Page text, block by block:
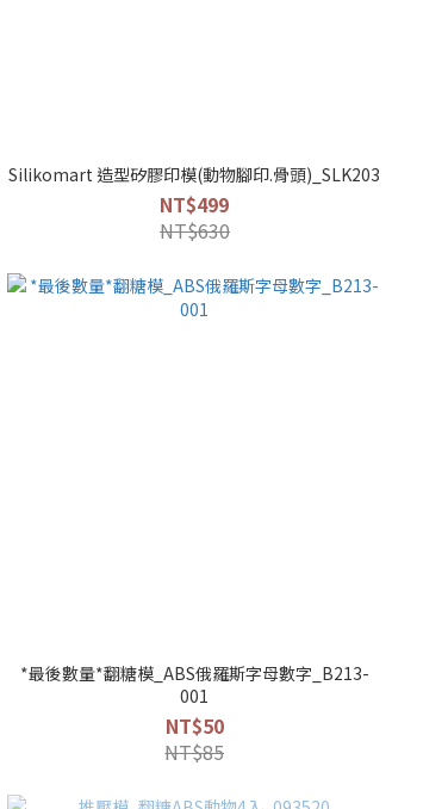
Silikomart 造型矽膠印模(動物腳印.骨頭)_SLK203
NT$499
NT$630
*最後數量*翻糖模_ABS俄羅斯字母數字_B213-
001
NT$50
NT$85